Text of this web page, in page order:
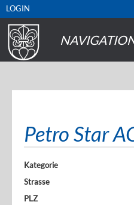
LOGIN
Petro Star
Kategorie
Strasse
PLZ